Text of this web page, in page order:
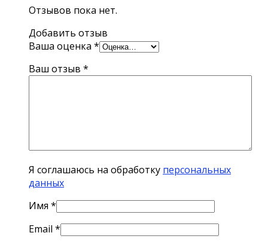
Отзывов пока нет.
Добавить отзыв
Ваша оценка *
Ваш отзыв *
Я соглашаюсь на обработку персональных
данных
Имя *
Email *